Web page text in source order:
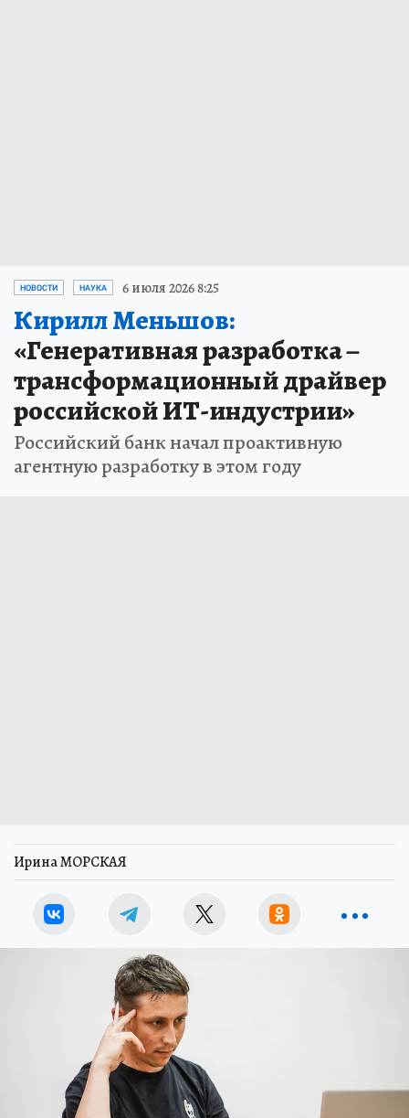
НОВОСТИ НАУКА 6 июля 2026 8:25
Кирилл Меньшов:
«Генеративная разработка –
трансформационный драйвер
российской ИТ-индустрии»
Российский банк начал проактивную
агентную разработку в этом году
Ирина МОРСКАЯ